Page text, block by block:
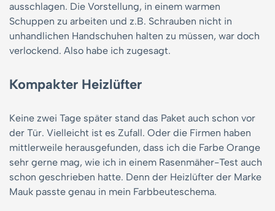
ausschlagen. Die Vorstellung, in einem warmen
Schuppen zu arbeiten und z.B. Schrauben nicht in
unhandlichen Handschuhen halten zu müssen, war doch
verlockend. Also habe ich zugesagt.
Kompakter Heizlüfter
Keine zwei Tage später stand das Paket auch schon vor
der Tür. Vielleicht ist es Zufall. Oder die Firmen haben
mittlerweile herausgefunden, dass ich die Farbe Orange
sehr gerne mag, wie ich in einem Rasenmäher-Test auch
schon geschrieben hatte. Denn der Heizlüfter der Marke
Mauk passte genau in mein Farbbeuteschema.